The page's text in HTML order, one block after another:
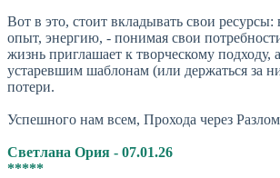
Вот в это, стоит вкладывать свои ресурсы:
опыт, энергию, - понимая свои
жизнь приглашает к творческому подходу,
устаревшим шаблонам (или держаться за
потери.
Успешного нам всем, Прохода через Разлом
Светлана Ория - 07.01.26
*****